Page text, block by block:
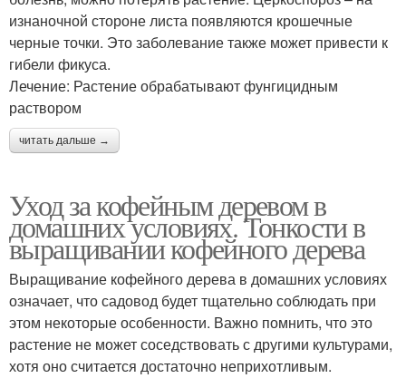
изнаночной стороне листа появляются крошечные
черные точки. Это заболевание также может привести к
гибели фикуса.
Лечение: Растение обрабатывают фунгицидным
раствором
читать дальше →
Уход за кофейным деревом в
домашних условиях. Тонкости в
выращивании кофейного дерева
Выращивание кофейного дерева в домашних условиях
означает, что садовод будет тщательно соблюдать при
этом некоторые особенности. Важно помнить, что это
растение не может соседствовать с другими культурами,
хотя оно считается достаточно неприхотливым.